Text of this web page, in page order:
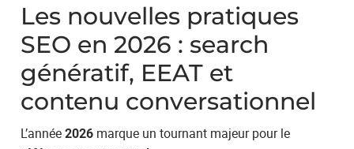
Les nouvelles pratiques
SEO en 2026 : search
génératif, EEAT et
contenu conversationnel
L’année2026 marque un tournant majeur pour le